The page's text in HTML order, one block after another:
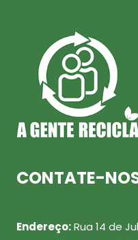
CONTATE-
Endereço:Rua 14 de